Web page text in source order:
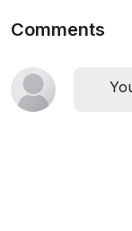
Comments